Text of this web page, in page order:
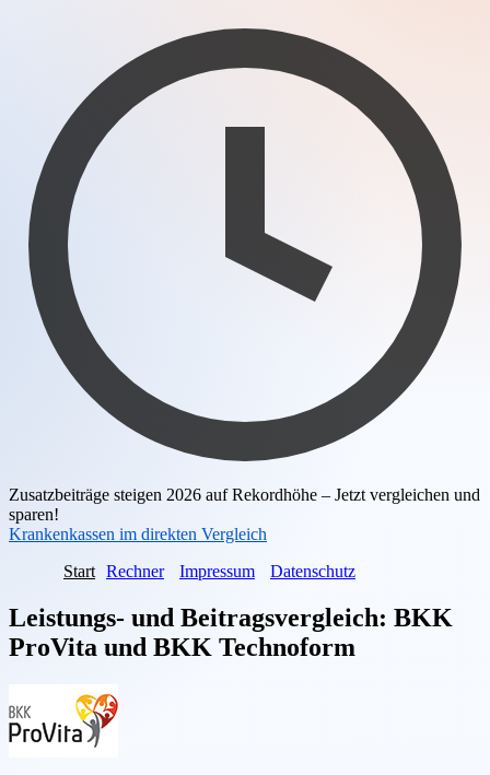
Zusatzbeiträge steigen 2026 auf Rekordhöhe – Jetzt vergleichen und
sparen!
Krankenkassen im direkten Vergleich
Start Rechner Impressum Datenschutz
Leistungs- und Beitragsvergleich: BKK
ProVita und BKK Technoform